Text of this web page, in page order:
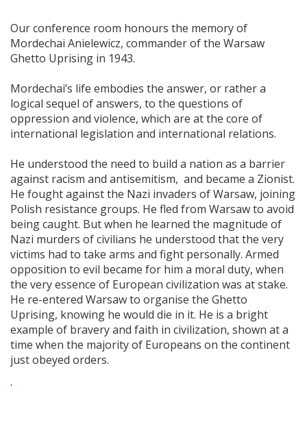
Our conference room honours the memory of
Mordechai Anielewicz, commander of the Warsaw
Ghetto Uprising in 1943.
Mordechai’s life embodies the answer, or rather a
logical sequel of answers, to the questions of
oppression and violence, which are at the core of
international legislation and international relations.
He understood the need to build a nation as a barrier
against racism and antisemitism, and became a Zionist.
He fought against the Nazi invaders of Warsaw, joining
Polish resistance groups. He fled from Warsaw to avoid
being caught. But when he learned the magnitude of
Nazi murders of civilians he understood that the very
victims had to take arms and fight personally. Armed
opposition to evil became for him a moral duty, when
the very essence of European civilization was at stake.
He re-entered Warsaw to organise the Ghetto
Uprising, knowing he would die in it. He is a bright
example of bravery and faith in civilization, shown at a
time when the majority of Europeans on the continent
just obeyed orders.
.